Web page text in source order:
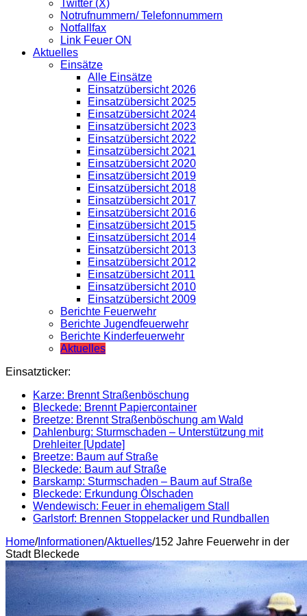
Twitter (X)
Notrufnummern/ Telefonnummern
Notfallfax
Link Feuer ON
Aktuelles
Einsätze
Alle Einsätze
Einsatzübersicht 2026
Einsatzübersicht 2025
Einsatzübersicht 2024
Einsatzübersicht 2023
Einsatzübersicht 2022
Einsatzübersicht 2021
Einsatzübersicht 2020
Einsatzübersicht 2019
Einsatzübersicht 2018
Einsatzübersicht 2017
Einsatzübersicht 2016
Einsatzübersicht 2015
Einsatzübersicht 2014
Einsatzübersicht 2013
Einsatzübersicht 2012
Einsatzübersicht 2011
Einsatzübersicht 2010
Einsatzübersicht 2009
Berichte Feuerwehr
Berichte Jugendfeuerwehr
Berichte Kinderfeuerwehr
Aktuelles
Einsatzticker:
Karze: Brennt Straßenböschung
Bleckede: Brennt Papiercontainer
Breetze: Brennt Straßenböschung am Wald
Dahlenburg: Sturmschaden – Unterstützung mit
Drehleiter [Update]
Breetze: Baum auf Straße
Bleckede: Baum auf Straße
Barskamp: Sturmschaden – Baum auf Straße
Bleckede: Erkundung Ölschaden
Wendewisch: Feuer in ehemaligem Stall
Garlstorf: Brennen Stoppelacker und Rundballen
Home/Informationen/Aktuelles/152 Jahre Feuerwehr in der
Stadt Bleckede